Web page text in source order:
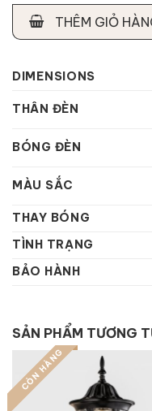
THÊM GIỎ
DIMENSIONS
THÂN ĐÈN
BÓNG ĐÈN
MÀU SẮC
THAY BÓNG
TÌNH TRẠNG
BẢO HÀNH
SẢN PHẨM TƯƠNG
CÒN HÀNG